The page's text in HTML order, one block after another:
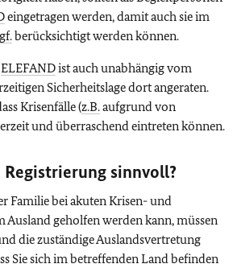
eingetragen werden, damit auch sie im
berücksichtigt werden können.
ELEFANDist auch unabhängig vom
Sicherheitslage dort angeraten.
Krisenfälle (z.B.aufgrund von
und überraschend eintreten können.
sinnvoll?
Familie bei akuten Krisen- und
Ausland geholfen werden kann, müssen
die zuständige Auslandsvertretung
Sie sich im betreffenden Land befinden